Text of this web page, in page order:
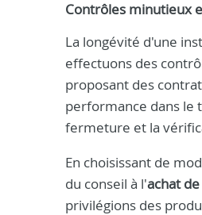
Contrôles minutieux
La longévité d'une
effectuons des
proposant des
performance dans le
fermeture et la
En choisissant de
du conseil à l'achat
privilégions des